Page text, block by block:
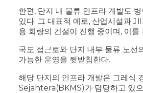
한편, 단지 내 물류 인프라 개발도
있다. 그 대표적 예로, 산업시설과
용 회랑의 건설이 진행 중이며, 이
국도 접근로와 단지 내부 물류 노선
가능한 운영을 뒷받침한다.
해당 단지의 인프라 개발은 그레
Sejahtera(BKMS)가 담당하고 있